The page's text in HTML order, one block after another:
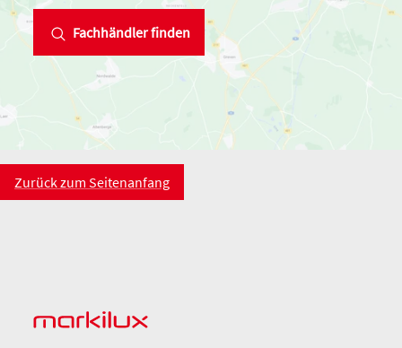
Fachhändler finden
Zurück zum Seitenanfang